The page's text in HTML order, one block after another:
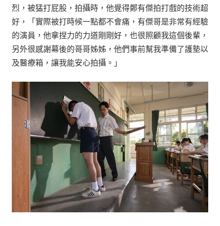
烈，被猛打屁股，拍攝時，他覺得鄭有傑拍打戲的技術超
好，「實際被打時候一點都不會痛，有傑哥是非常有經驗
的演員，他拿捏力的力道剛剛好，也很照顧我這個後輩，
另外很感謝幕後的哥哥姊姊，他們事前幫我準備了護墊以
及醫療箱，讓我能安心拍攝。」